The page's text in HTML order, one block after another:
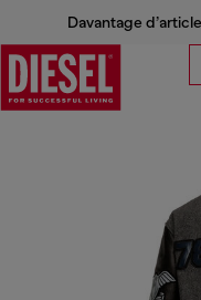
Davantage